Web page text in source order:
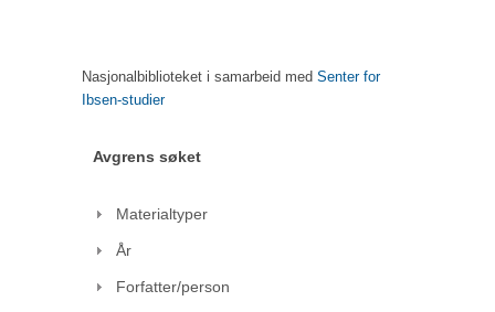
Nasjonalbiblioteket i samarbeid med Senter for
Ibsen-studier
Avgrens søket
Materialtyper
År
Forfatter/person